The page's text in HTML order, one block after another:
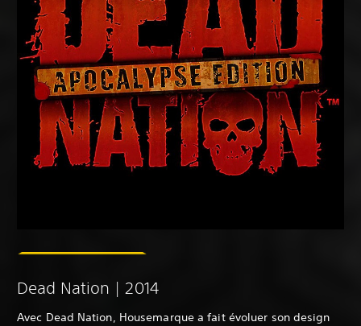
Dead Nation | 2014
Avec Dead Nation, Housemarque a fait évoluer son design